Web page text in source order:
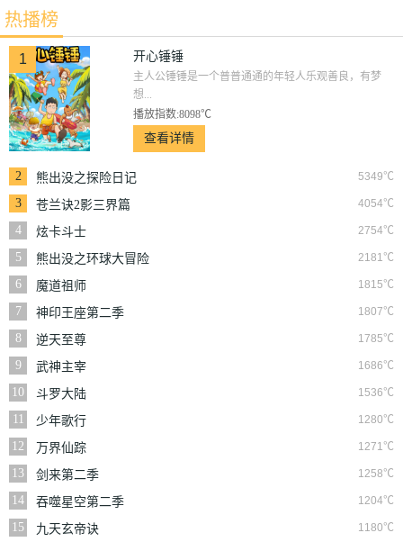
热播榜
1 开心锤锤
主人公锤锤是一个普普通通的年轻人乐观善良，有梦
想...
播放指数:8098℃
查看详情
2 5349℃
熊出没之探险日记
3
4054℃
苍兰诀2影三界篇
4
2754℃
炫卡斗士
5
2181℃
熊出没之环球大冒险
6
1815℃
魔道祖师
7
1807℃
神印王座第二季
8
1785℃
逆天至尊
9
1686℃
武神主宰
10
1536℃
斗罗大陆
11
1280℃
少年歌行
12
1271℃
万界仙踪
13
1258℃
剑来第二季
14
1204℃
吞噬星空第二季
15
1180℃
九天玄帝诀